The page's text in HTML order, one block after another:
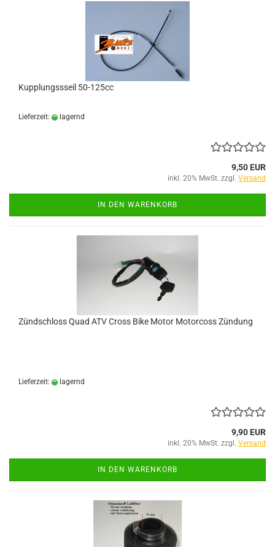
Kupplungssseil 50-125cc
Lieferzeit: lagernd
9,50 EUR
inkl. 20% MwSt. zzgl. Versand
IN DEN WARENKORB
Zündschloss Quad ATV Cross Bike Motor Motorcoss Zündung
Lieferzeit: lagernd
9,90 EUR
inkl. 20% MwSt. zzgl. Versand
IN DEN WARENKORB